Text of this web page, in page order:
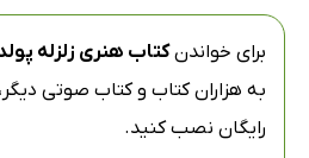
برای خواندنکتاب هنری زلزله
به هزاران کتاب و کتاب صوتی دیگر،
رایگان نصب کنید.